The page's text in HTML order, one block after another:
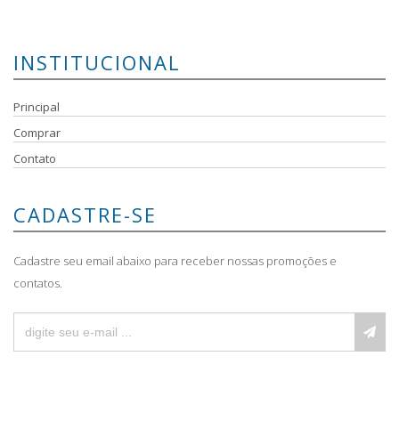
INSTITUCIONAL
Principal
Comprar
Contato
CADASTRE-SE
Cadastre seu email abaixo para receber nossas promoções e
contatos.